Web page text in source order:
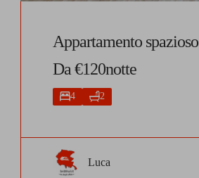
Appartamento spazioso
Da €120notte
4 2
Luca